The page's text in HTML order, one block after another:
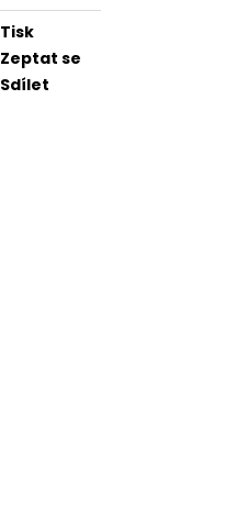
Tisk
Zeptat se
Sdílet